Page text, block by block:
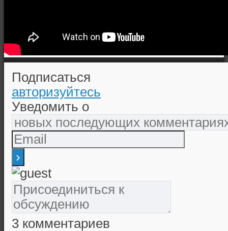
Подписаться
авторизуйтесь
Уведомить о
3 комментариев